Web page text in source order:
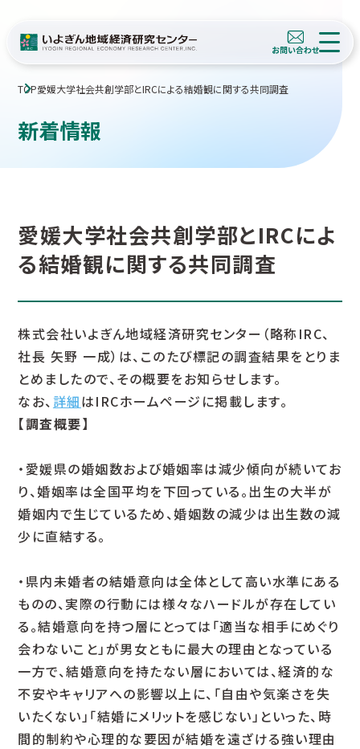
TOP愛媛大学社会共創学部とIRCによる結婚観に関する共同調査
新着情報
愛媛大学社会共創学部とIRCによ
る結婚観に関する共同調査
株式会社いよぎん地域経済研究センター（略称IRC、
社長 矢野 一成）は、このたび標記の調査結果をとりま
とめましたので、その概要をお知らせします。
なお、詳細はIRCホームページに掲載します。
【調査概要】
・愛媛県の婚姻数および婚姻率は減少傾向が続いてお
り、婚姻率は全国平均を下回っている。出生の大半が
婚姻内で生じているため、婚姻数の減少は出生数の減
少に直結する。
・県内未婚者の結婚意向は全体として高い水準にある
ものの、実際の行動には様々なハードルが存在してい
る。結婚意向を持つ層にとっては「適当な相手にめぐり
会わないこと」が男女ともに最大の理由となっている
一方で、結婚意向を持たない層においては、経済的な
不安やキャリアへの影響以上に、「自由や気楽さを失
いたくない」「結婚にメリットを感じない」といった、時
間的制約や心理的な要因が結婚を遠ざける強い理由